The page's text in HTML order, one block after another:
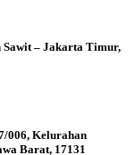
Sawit – Jakarta Timur,
006, Kelurahan
Barat, 17131